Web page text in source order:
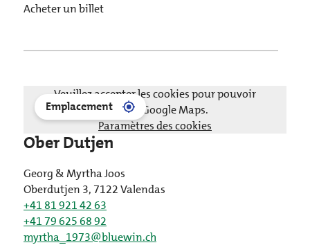
Acheter un billet
Veuillez accepter les cookies pour pouvoir
charger Google Maps.
Paramètres des cookies
Emplacement
Ober Dutjen
Georg & Myrtha Joos
Oberdutjen 3, 7122 Valendas
+41 81 921 42 63
+41 79 625 68 92
myrtha_1973@bluewin.ch